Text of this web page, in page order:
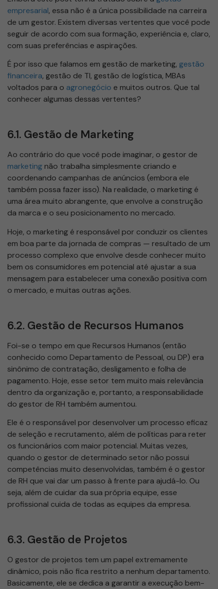
empresarial, essa não é a única possibilidade na carreira
de um gestor. Existem diversas vertentes que você pode
seguir de acordo com sua formação, experiência e, claro,
com suas preferências e aspirações.
É por isso que falamos em gestão de marketing, gestão
financeira, gestão de TI, gestão de logística, MBAs
voltados para o agronegócio e muitos outros. Que tal
conhecer algumas dessas vertentes?
6.1. Gestão de Marketing
Ao contrário do que você pode imaginar, o gestor de
marketingnão trabalha simplesmente criando e
coordenando campanhas de anúncios (embora ele
também possa fazer isso). Na realidade, o marketing é
uma área muito abrangente, que envolve a construção
da marca e o seu posicionamento no mercado.
Hoje, o marketing é responsável por conduzir os clientes
em boa parte da jornada de compras — resultado de um
processo complexo que envolve desde conhecer muito
bem os consumidores em potencial até ajustar a sua
mensagem para estabelecer uma conexão positiva com
o mercado, e muitas outras ações.
6.2. Gestão de Recursos Humanos
Foi-se o tempo em que Recursos Humanos (então
conhecido como Departamento de Pessoal, ou DP) era
sinônimo de contratação, desligamento e folha de
pagamento. Hoje, esse setor tem muito mais relevância
dentro da organização e, portanto, a responsabilidade
do gestor de RH também aumentou.
Ele é o responsável por desenvolver um processo eficaz
de seleção e recrutamento, além de políticas para reter
os funcionários com maior potencial. Muitas vezes,
quando o gestor de determinado setor não possui
competências muito desenvolvidas, também é o gestor
de RH que vai dar um passo à frente para ajudá-lo. Ou
seja, além de cuidar da sua própria equipe, esse
profissional cuida de todas as equipes da empresa.
6.3. Gestão de Projetos
O gestor de projetos tem um papel extremamente
dinâmico, pois não fica restrito a nenhum departamento.
Basicamente, ele se dedica a garantir a execução bem-